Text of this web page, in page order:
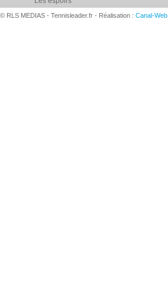
© RLS MEDIAS - Tennisleader.fr - Réalisation : Canal-Web